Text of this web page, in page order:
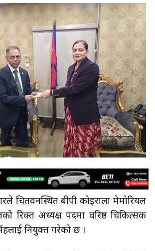
चितवनस्थित बीपी कोइराला मेमोरियल
रिक्त अध्यक्ष पदमा वरिष्ठ चिकित्सक
नियुक्त गरेको छ ।